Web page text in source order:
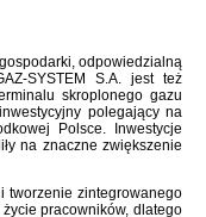
odpowiedzialną
SYSTEM S.A. jest też
skroplonego gazu
polegający na
Polsce. Inwestycje
na znaczne zwiększenie
tworzenie zintegrowanego
pracowników, dlatego